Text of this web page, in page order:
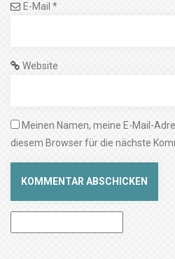
E-Mail *
Website
Meinen Namen, meine E-Mail-
diesem Browser für die nächste